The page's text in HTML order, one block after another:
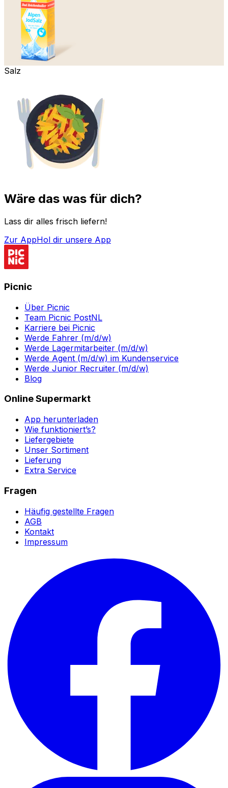
Salz
Wäre das was für dich?
Lass dir alles frisch liefern!
Zur AppHol dir unsere App
Picnic
Über Picnic
Team Picnic PostNL
Karriere bei Picnic
Werde Fahrer (m/d/w)
Werde Lagermitarbeiter (m/d/w)
Werde Agent (m/d/w) im Kundenservice
Werde Junior Recruiter (m/d/w)
Blog
Online Supermarkt
App herunterladen
Wie funktioniert’s?
Liefergebiete
Unser Sortiment
Lieferung
Extra Service
Fragen
Häufig gestellte Fragen
AGB
Kontakt
Impressum